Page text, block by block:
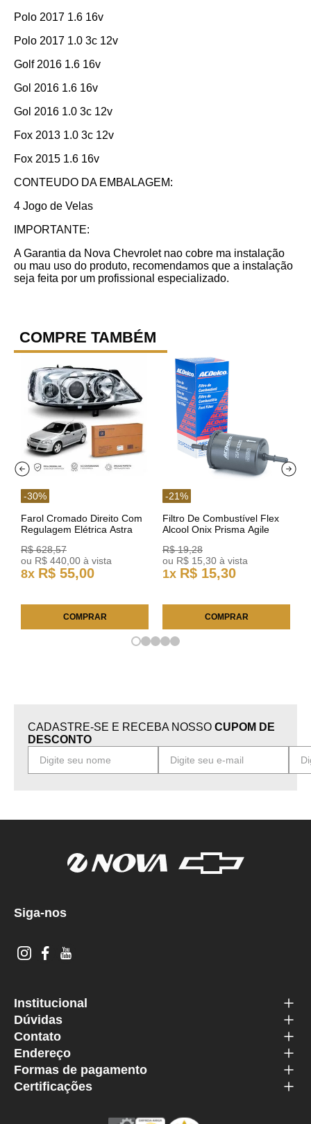
Polo 2017 1.6 16v
Polo 2017 1.0 3c 12v
Golf 2016 1.6 16v
Gol 2016 1.6 16v
Gol 2016 1.0 3c 12v
Fox 2013 1.0 3c 12v
Fox 2015 1.6 16v
CONTEUDO DA EMBALAGEM:
4 Jogo de Velas
IMPORTANTE:
A Garantia da Nova Chevrolet nao cobre ma instalação
ou mau uso do produto, recomendamos que a instalação
seja feita por um profissional especializado.
COMPRE TAMBÉM
-30%
Farol Cromado Direito Com
Regulagem Elétrica Astra
R$ 628,57
ou R$ 440 00 à vista
8x R$ 55,00
COMPRAR
-21%
Filtro De Combustível Flex
Alcool Onix Prisma Agile
25FC0225 ACDelco
R$ 19,28
ou R$ 15 30 à vista
1x R$ 15,30
COMPRAR
CADASTRE-SE E RECEBA NOSSO CUPOM DE
DESCONTO
Siga-nos
Institucional
Dúvidas
Contato
Endereço
Formas de pagamento
Certificações